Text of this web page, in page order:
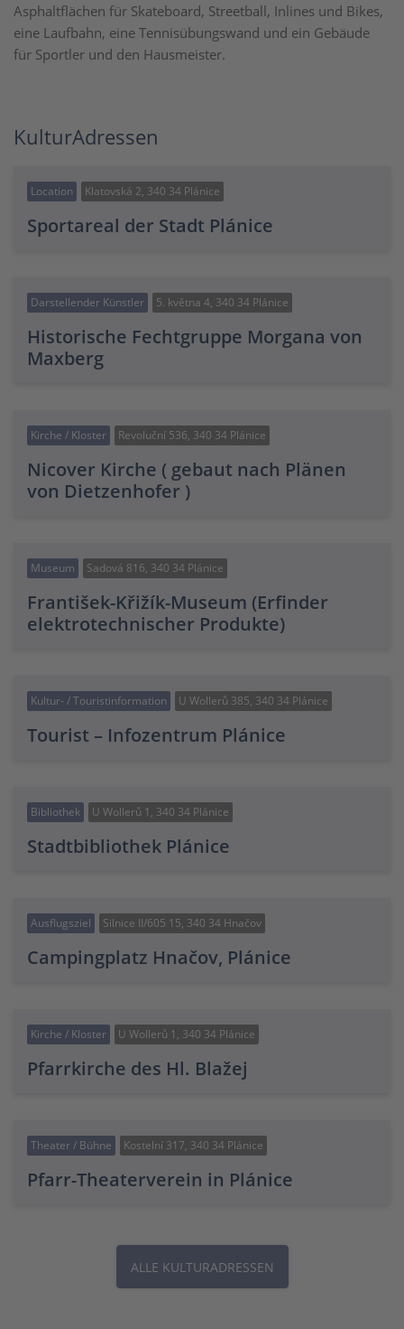
Asphaltflächen für Skateboard, Streetball, Inlines und Bikes,
eine Laufbahn, eine Tennisübungswand und ein Gebäude
für Sportler und den Hausmeister.
KulturAdressen
Location Klatovská 2, 340 34 Plánice
Sportareal der Stadt Plánice
Darstellender Künstler 5. května 4, 340 34 Plánice
Historische Fechtgruppe Morgana von
Maxberg
Kirche / Kloster Revoluční 536, 340 34 Plánice
Nicover Kirche ( gebaut nach Plänen
von Dietzenhofer )
Museum Sadová 816, 340 34 Plánice
František-Křižík-Museum (Erfinder
elektrotechnischer Produkte)
Kultur- / Touristinformation U Wollerů 385, 340 34 Plánice
Tourist – Infozentrum Plánice
Bibliothek U Wollerů 1, 340 34 Plánice
Stadtbibliothek Plánice
Ausflugsziel Silnice II/605 15, 340 34 Hnačov
Campingplatz Hnačov, Plánice
Kirche / Kloster U Wollerů 1, 340 34 Plánice
Pfarrkirche des Hl. Blažej
Theater / Bühne Kostelní 317, 340 34 Plánice
Pfarr-Theaterverein in Plánice
ALLE KULTURADRESSEN